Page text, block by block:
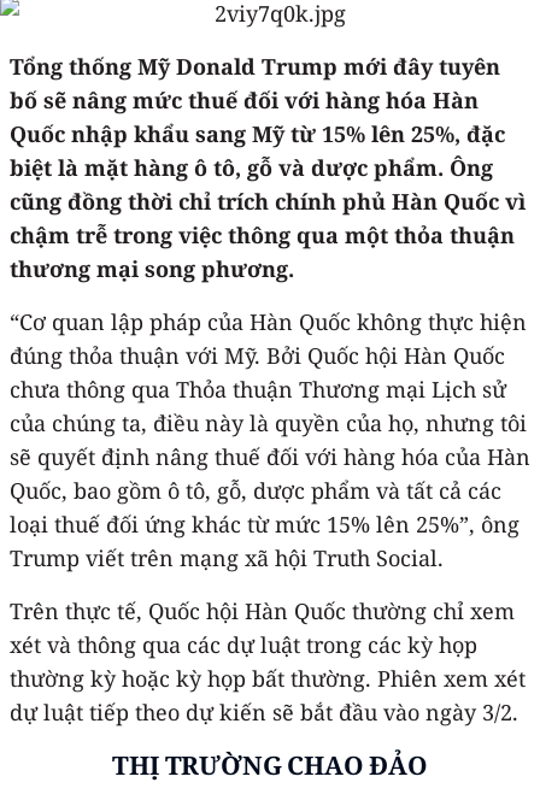
Tổng thống Mỹ Donald Trump mới đây tuyên
bố sẽ nâng mức thuế đối với hàng hóa Hàn
Quốc nhập khẩu sang Mỹ từ 15% lên 25%, đặc
biệt là mặt hàng ô tô, gỗ và dược phẩm. Ông
cũng đồng thời chỉ trích chính phủ Hàn Quốc vì
chậm trễ trong việc thông qua một thỏa thuận
thương mại song phương.
“Cơ quan lập pháp của Hàn Quốc không thực hiện
đúng thỏa thuận với Mỹ. Bởi Quốc hội Hàn Quốc
chưa thông qua Thỏa thuận Thương mại Lịch sử
của chúng ta, điều này là quyền của họ, nhưng tôi
sẽ quyết định nâng thuế đối với hàng hóa của Hàn
Quốc, bao gồm ô tô, gỗ, dược phẩm và tất cả các
loại thuế đối ứng khác từ mức 15% lên 25%”, ông
Trump viết trên mạng xã hội Truth Social.
Trên thực tế, Quốc hội Hàn Quốc thường chỉ xem
xét và thông qua các dự luật trong các kỳ họp
thường kỳ hoặc kỳ họp bất thường. Phiên xem xét
dự luật tiếp theo dự kiến sẽ bắt đầu vào ngày 3/2.
THỊ TRƯỜNG CHAO ĐẢO